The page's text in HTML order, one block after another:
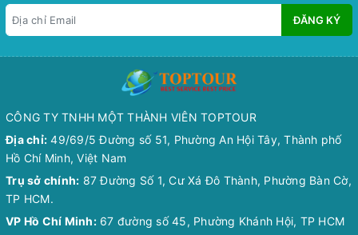
ĐĂNG KÝ
CÔNG TY TNHH MỘT THÀNH VIÊN TOPTOUR
Địa chỉ: 49/69/5 Đường số 51, Phường An Hội Tây, Thành phố
Hồ Chí Minh, Việt Nam
Trụ sở chính: 87 Đường Số 1, Cư Xá Đô Thành, Phường Bàn Cờ,
TP HCM.
VP Hồ Chí Minh: 67 đường số 45, Phường Khánh Hội, TP HCM